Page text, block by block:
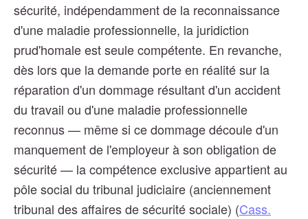
sécurité, indépendamment de la reconnaissance
d'une maladie professionnelle, la juridiction
prud'homale est seule compétente. En revanche,
dès lors que la demande porte en réalité sur la
réparation d'un dommage résultant d'un accident
du travail ou d'une maladie professionnelle
reconnus — même si ce dommage découle d'un
manquement de l'employeur à son obligation de
sécurité — la compétence exclusive appartient au
pôle social du tribunal judiciaire (anciennement
tribunal des affaires de sécurité sociale) (Cass.